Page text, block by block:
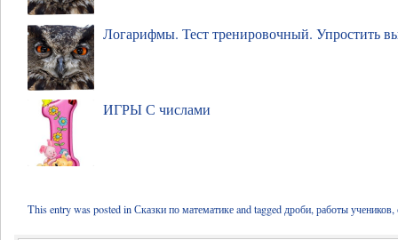
Логарифмы. Тест тренировочный. Упростить
ИГРЫ С числами
This entry was posted inСказки по математикеand tagged дроби, работы учеников,